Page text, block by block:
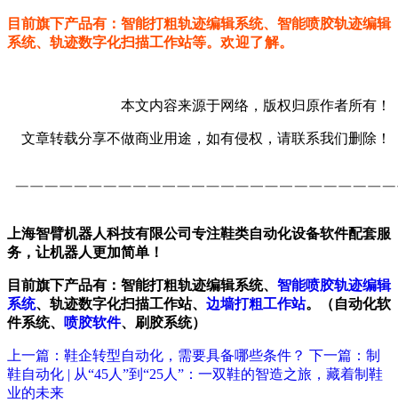
目前旗下产品有：智能打粗轨迹编辑系统、智能喷胶轨迹编辑
系统、轨迹数字化扫描工作站等。 欢迎了解。
本文内容来源于网络，版权归原作者所有！
文章转载分享不做商业用途，如有侵权，请联系我们删除！
上海智臂机器人科技有限公司专注鞋类自动化设备软件配套服
务，让机器人更加简单！
目前旗下产品有：智能打粗轨迹编辑系统、 智能喷胶轨迹编辑
系统、轨迹数字化扫描工作站、 边墙打粗工作站。（自动化软
件系统、
喷胶软件、刷胶系统）
上一篇：鞋企转型自动化，需要具备哪些条件？ 下一篇：制
鞋自动化 | 从“45人”到“25人”：一双鞋的智造之旅，藏着制鞋
业的未来